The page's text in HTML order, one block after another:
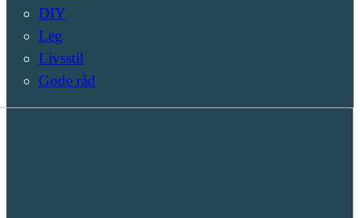
DIY
Leg
Livsstil
Gode råd